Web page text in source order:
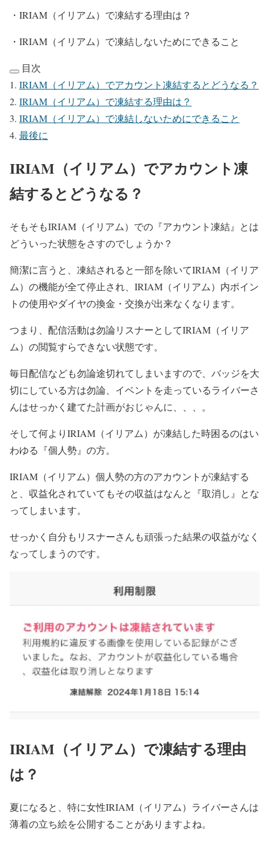
・IRIAM（イリアム）で凍結する理由は？
・IRIAM（イリアム）で凍結しないためにできること
目次
IRIAM（イリアム）でアカウント凍結するとどうなる？
IRIAM（イリアム）で凍結する理由は？
IRIAM（イリアム）で凍結しないためにできること
最後に
IRIAM（イリアム）でアカウント凍
結するとどうなる？
そもそもIRIAM（イリアム）での『アカウント凍結』とは
どういった状態をさすのでしょうか？
簡潔に言うと、凍結されると一部を除いてIRIAM（イリア
ム） の機能が全て停止され、 IRIAM（イリアム） 内ポイン
トの使用やダイヤの換金・交換が出来なくなります。
つまり、配信活動は勿論リスナーとしてIRIAM（イリア
ム）の閲覧すらできない状態です。
毎日配信なども勿論途切れてしまいますので、バッジを大
切にしている方は勿論、イベントを走っているライバーさ
んはせっかく建てた計画がおじゃんに、、、。
そして何よりIRIAM（イリアム）が凍結した時困るのはい
わゆる『個人勢』の方。
IRIAM（イリアム）個人勢の方のアカウントが凍結する
と、収益化されていてもその収益はなんと『取消し』とな
ってしまいます。
せっかく自分もリスナーさんも頑張った結果の収益がなく
なってしまうのです。
IRIAM（イリアム）で凍結する理由
は？
夏になると、特に女性IRIAM（イリアム）ライバーさんは
薄着の立ち絵を公開することがありますよね。